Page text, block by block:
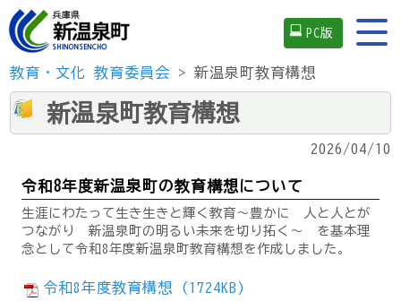
PC版
教育・文化 教育委員会 > 新温泉町教育構想
新温泉町教育構想
2026/04/10
令和8年度新温泉町の教育構想について
生涯にわたって生き生きと輝く教育～豊かに 人と人とが
つながり 新温泉町の明るい未来を切り拓く～ を基本理
念として令和8年度新温泉町教育構想を作成しました。
令和8年度教育構想 (1724KB)